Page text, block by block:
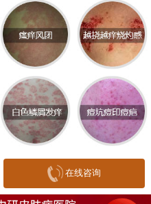
物、药物或化妆品的过
病、荨麻疹等。
菌感染等。
病、甲状腺疾病等。
、温度变化等。
在线咨询